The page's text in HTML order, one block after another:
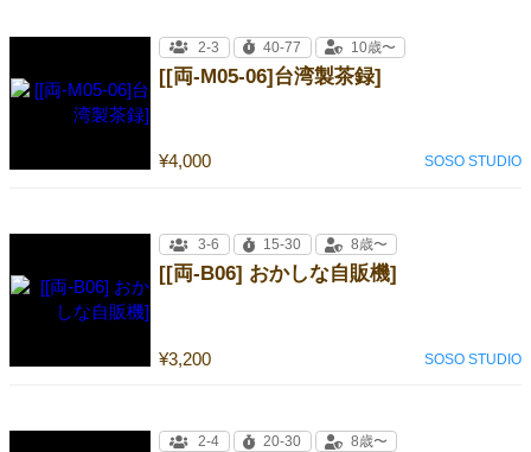
[[両-M05-06]台湾製茶録]
¥4,000
2-3 40-77 10歳〜
SOSO STUDIO
[[両-B06] おかしな自販機]
¥3,200
3-6 15-30 8歳〜
SOSO STUDIO
2-4 20-30 8歳〜